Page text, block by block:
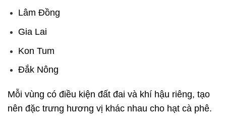
Lâm Đồng
Gia Lai
Kon Tum
Đắk Nông
Mỗi vùng có điều kiện đất đai và khí hậu riêng, tạo
nên đặc trưng hương vị khác nhau cho hạt cà phê.